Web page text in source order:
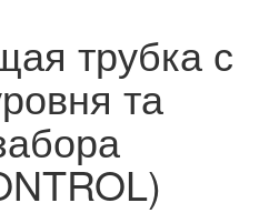
трубка с
та